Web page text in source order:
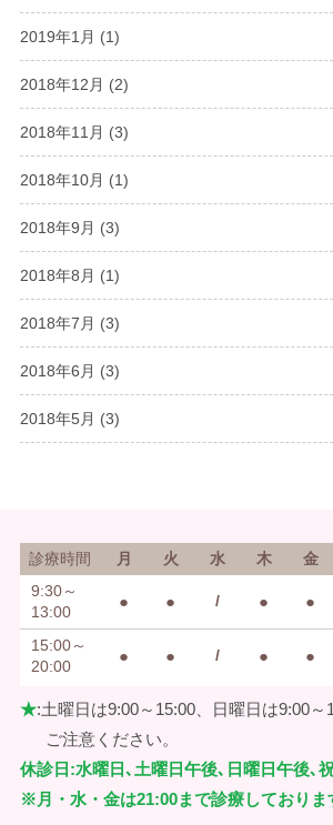
2019年1月 (1)
2018年12月 (2)
2018年11月 (3)
2018年10月 (1)
2018年9月 (3)
2018年8月 (1)
2018年7月 (3)
2018年6月 (3)
2018年5月 (3)
診療時間 月 火 水 木 金
9:30～
13:00
● ● / ● ●
15:00～
20:00
● ● / ● ●
★:土曜日は9:00～15:00、日曜日は9:00～
ご注意ください。
休診日:水曜日､土曜日午後､日曜日午後､
※月・水・金は21:00まで診療しておりま